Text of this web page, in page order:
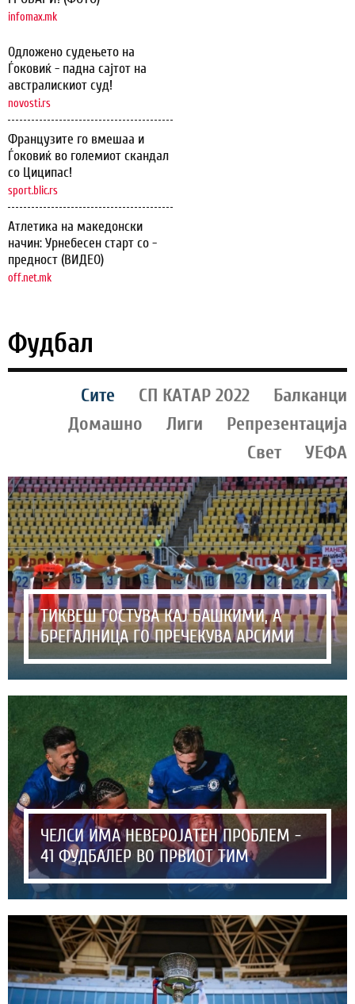
infomax.mk
Одложено судењето на
Ѓоковиќ - падна сајтот на
австралискиот суд!
novosti.rs
Французите го вмешаа и
Ѓоковиќ во големиот скандал
со Циципас!
sport.blic.rs
Атлетика на македонски
начин: Урнебесен старт со -
предност (ВИДЕО)
off.net.mk
Фудбал
Сите СП КАТАР 2022
Балканци
Домашно
Лиги
Репрезентација
Свет
УЕФА
ТИКВЕШ ГОСТУВА КАЈ БАШКИМИ, А
БРЕГАЛНИЦА ГО ПРЕЧЕКУВА АРСИМИ
ЧЕЛСИ ИМА НЕВЕРОЈАТЕН ПРОБЛЕМ -
41 ФУДБАЛЕР ВО ПРВИОТ ТИМ